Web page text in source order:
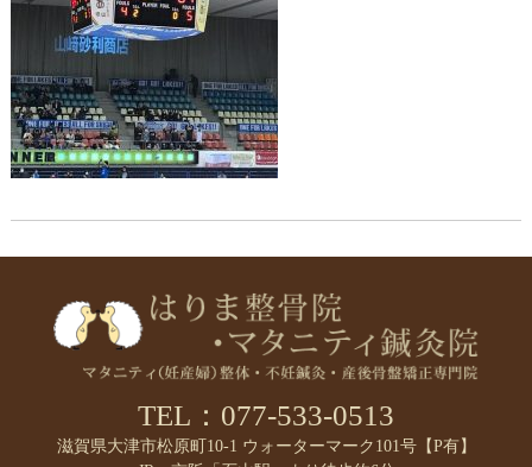
TEL：077-533-0513
滋賀県大津市松原町10-1 ウォーターマーク101号【P有】